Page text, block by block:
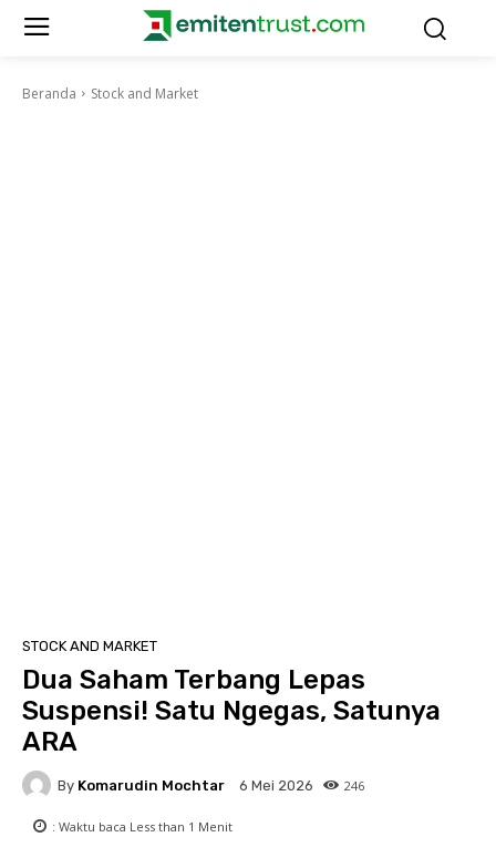
Beranda Stock and Market
STOCK AND MARKET
Dua Saham Terbang Lepas
Suspensi! Satu Ngegas, Satunya
ARA
By Komarudin Mochtar 6 Mei 2026 246
: Waktu baca Less than 1 Menit